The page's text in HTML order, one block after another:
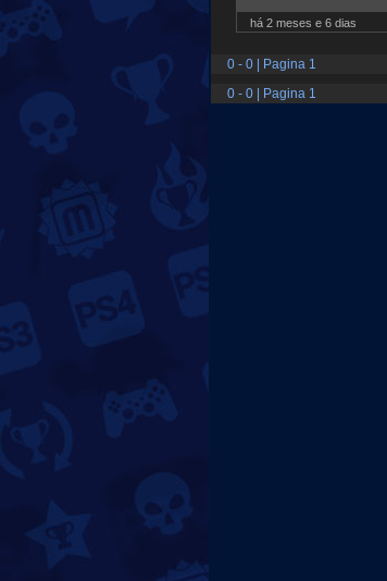
há 2 meses e 6 dias
0 - 0 | Pagina 1
0 - 0 | Pagina 1